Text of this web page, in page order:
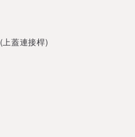
(上蓋連接桿)